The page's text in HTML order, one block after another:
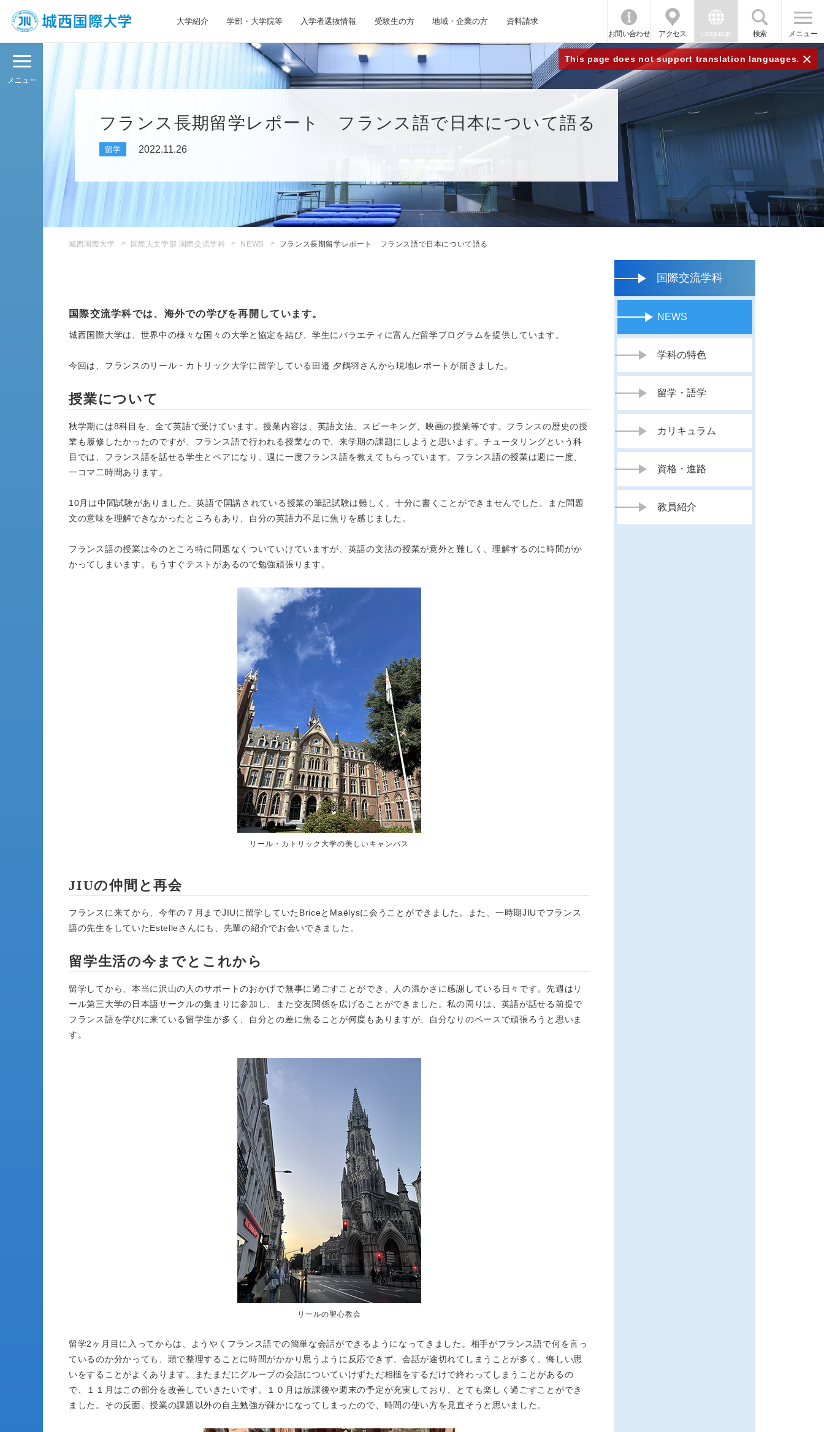
大学紹介 学部・大学院等 入学者選抜情報 受験生の方 地域・企業の方 資料請求
お問い合わせ アクセス Language 検索 メニュー
This page does not support translation languages. ×
メニュー
フランス長期留学レポート フランス語で日本について語る
留学 2022.11.26
城西国際大学 国際人文学部 国際交流学科 NEWS フランス長期留学レポート フランス語で日本について語る
国際交流学科では、海外での学びを再開しています。
城西国際大学は、世界中の様々な国々の大学と協定を結び、学生にバラエティに富んだ留学プログラムを提供しています。
今回は、フランスのリール・カトリック大学に留学している田邉 夕鶴羽さんから現地レポートが届きました。
授業について
秋学期には8科目を、全て英語で受けています。授業内容は、英語文法、スピーキング、映画の授業等です。フランスの歴史の授
業も履修したかったのですが、フランス語で行われる授業なので、来学期の課題にしようと思います。チュータリングという科
目では、フランス語を話せる学生とペアになり、週に一度フランス語を教えてもらっています。フランス語の授業は週に一度、
一コマ二時間あります。
10月は中間試験がありました。英語で開講されている授業の筆記試験は難しく、十分に書くことができませんでした。また問題
文の意味を理解できなかったところもあり、自分の英語力不足に焦りを感じました。
フランス語の授業は今のところ特に問題なくついていけていますが、英語の文法の授業が意外と難しく、理解するのに時間がか
かってしまいます。もうすぐテストがあるので勉強頑張ります。
リール・カトリック大学の美しいキャンパス
JIUの仲間と再会
フランスに来てから、今年の７月までJIUに留学していたBriceとMaëlysに会うことができました。また、一時期JIUでフランス
語の先生をしていたEstelleさんにも、先輩の紹介でお会いできました。
留学生活の今までとこれから
留学してから、本当に沢山の人のサポートのおかげで無事に過ごすことができ、人の温かさに感謝している日々です。先週はリ
ール第三大学の日本語サークルの集まりに参加し、また交友関係を広げることができました。私の周りは、英語が話せる前提で
フランス語を学びに来ている留学生が多く、自分との差に焦ることが何度もありますが、自分なりのペースで頑張ろうと思いま
す。
リールの聖心教会
留学2ヶ月目に入ってからは、ようやくフランス語での簡単な会話ができるようになってきました。相手がフランス語で何を言っ
ているのか分かっても、頭で整理することに時間がかかり思うように反応できず、会話が途切れてしまうことが多く、悔しい思
いをすることがよくあります。またまだにグループの会話についていけずただ相槌をするだけで終わってしまうことがあるの
で、１１月はこの部分を改善していきたいです。１０月は放課後や週末の予定が充実しており、とても楽しく過ごすことができ
ました。その反面、授業の課題以外の自主勉強が疎かになってしまったので、時間の使い方を見直そうと思いました。
国際交流学科
NEWS
学科の特色
留学・語学
カリキュラム
資格・進路
教員紹介